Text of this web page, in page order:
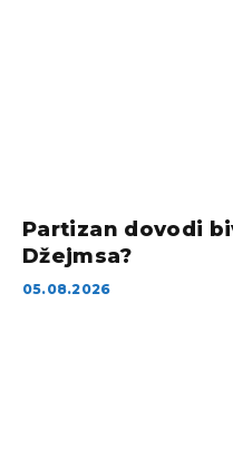
Partizan dovodi
Džejmsa?
05.08.2026